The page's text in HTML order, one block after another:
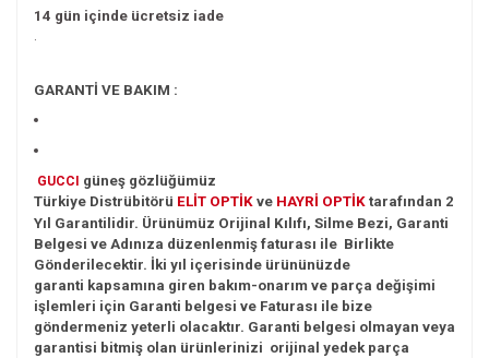
14 gün içinde ücretsiz iade
.
GARANTİ VE BAKIM :
GUCCI
güneş gözlüğümüz
Türkiye Distrübitörü ELİT OPTİK ve HAYRİ OPTİK tarafından 2
Yıl Garantilidir. Ürünümüz Orijinal Kılıfı, Silme Bezi, Garanti
Belgesi ve Adınıza düzenlenmiş faturası ile Birlikte
Gönderilecektir. İki yıl içerisinde ürününüzde
garanti kapsamına giren bakım-onarım ve parça değişimi
işlemleri için Garanti belgesi ve Faturası ile bize
göndermeniz yeterli olacaktır. Garanti belgesi olmayan veya
garantisi bitmiş olan ürünlerinizi orijinal yedek parça